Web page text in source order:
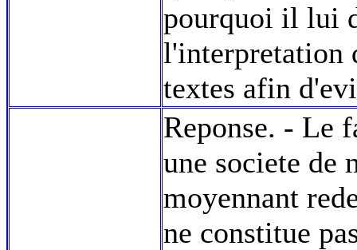
pourquoi il lui
l'interpretation
textes afin
Reponse. - Le
une societe de
moyennant
ne constitue